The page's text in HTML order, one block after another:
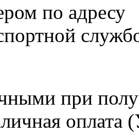
по адресу
при